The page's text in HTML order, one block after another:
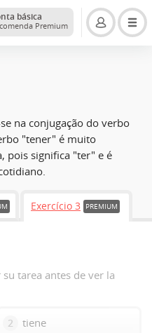
básica
Premium
na conjugação do verbo
"tener" é muito
pois significa "ter" e é
Exercício 3 PREMIUM
su tarea antes de ver la
2 tiene